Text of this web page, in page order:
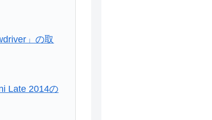
」の取
Late 2014の